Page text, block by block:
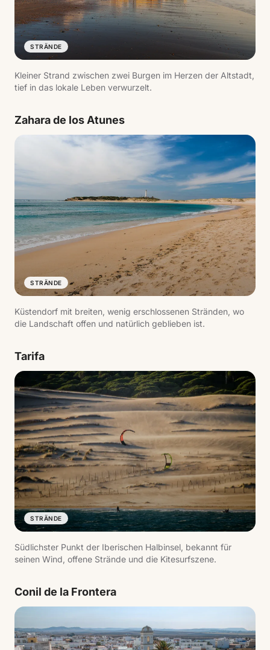
STRÄNDE
Kleiner Strand zwischen zwei Burgen im Herzen der Altstadt,
tief in das lokale Leben verwurzelt.
Zahara de los Atunes
STRÄNDE
Küstendorf mit breiten, wenig erschlossenen Stränden, wo
die Landschaft offen und natürlich geblieben ist.
Tarifa
STRÄNDE
Südlichster Punkt der Iberischen Halbinsel, bekannt für
seinen Wind, offene Strände und die Kitesurfszene.
Conil de la Frontera